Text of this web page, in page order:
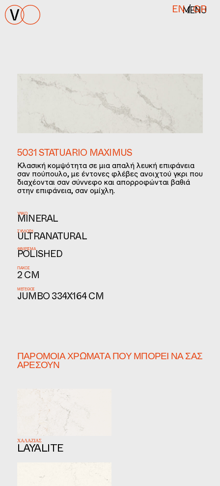
MENU
EN/GR
5031 STATUARIO MAXIMUS
Κλασική κομψότητα σε μια απαλή λευκή επιφάνεια
σαν πούπουλο, με έντονες φλέβες ανοιχτού γκρι που
διαχέονται σαν σύννεφο και απορροφώνται βαθιά
στην επιφάνεια, σαν ομίχλη.
ΥΛΙΚΌ
MINERAL
ΣΥΛΛΟΓΉ
ULTRANATURAL
ΦΙΝΊΡΙΣΜΑ
POLISHED
ΠΆΧΟΣ
2 CM
ΜΈΓΕΘΟΣ
JUMBO 334X164 CM
ΠΑΡΌΜΟΙΑ ΧΡΏΜΑΤΑ ΠΟΥ ΜΠΟΡΕΊ ΝΑ ΣΑΣ
ΑΡΈΣΟΥΝ
LAYALITE
ΧΑΛΑΖΙΑΣ